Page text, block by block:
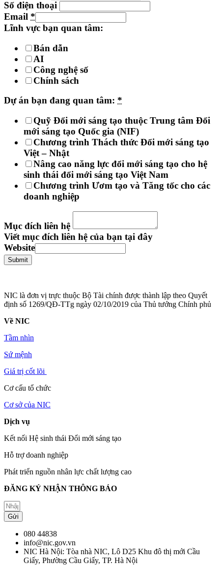
Số điện thoại
Email *
Lĩnh vực bạn quan tâm:
Bán dẫn
AI
Công nghệ số
Chính sách
Dự án bạn đang quan tâm: *
Quỹ Đổi mới sáng tạo thuộc Trung tâm Đổi
mới sáng tạo Quốc gia (NIF)
Chương trình Thách thức Đổi mới sáng tạo
Việt – Nhật
Nâng cao năng lực đổi mới sáng tạo cho hệ
sinh thái đổi mới sáng tạo Việt Nam
Chương trình Ươm tạo và Tăng tốc cho các
doanh nghiệp
Mục đích liên hệ
Viết mục đích liên hệ của bạn tại đây
Website
Submit
NIC là đơn vị trực thuộc Bộ Tài chính được thành lập theo Quyết
định số 1269/QĐ-TTg ngày 02/10/2019 của Thủ tướng Chính phủ
Về NIC
Tầm nhìn
Sứ mệnh
Giá trị cốt lõi
Cơ cấu tổ chức
Cơ sở của NIC
Dịch vụ
Kết nối Hệ sinh thái Đổi mới sáng tạo
Hỗ trợ doanh nghiệp
Phát triển nguồn nhân lực chất lượng cao
ĐĂNG KÝ NHẬN THÔNG BÁO
Gửi
080 44838
info@nic.gov.vn
NIC Hà Nội: Tòa nhà NIC, Lô D25 Khu đô thị mới Cầu
Giấy, Phường Cầu Giấy, TP. Hà Nội